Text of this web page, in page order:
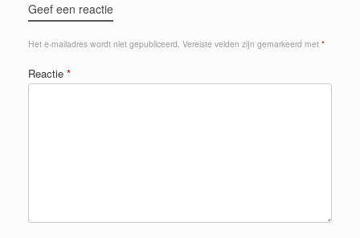
Geef een reactie
Het e-mailadres wordt niet gepubliceerd. Vereiste velden zijn gemarkeerd met *
Reactie *